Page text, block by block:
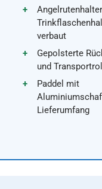
verbaut
Gepolsterte
und
Paddel mit
Lieferumfang